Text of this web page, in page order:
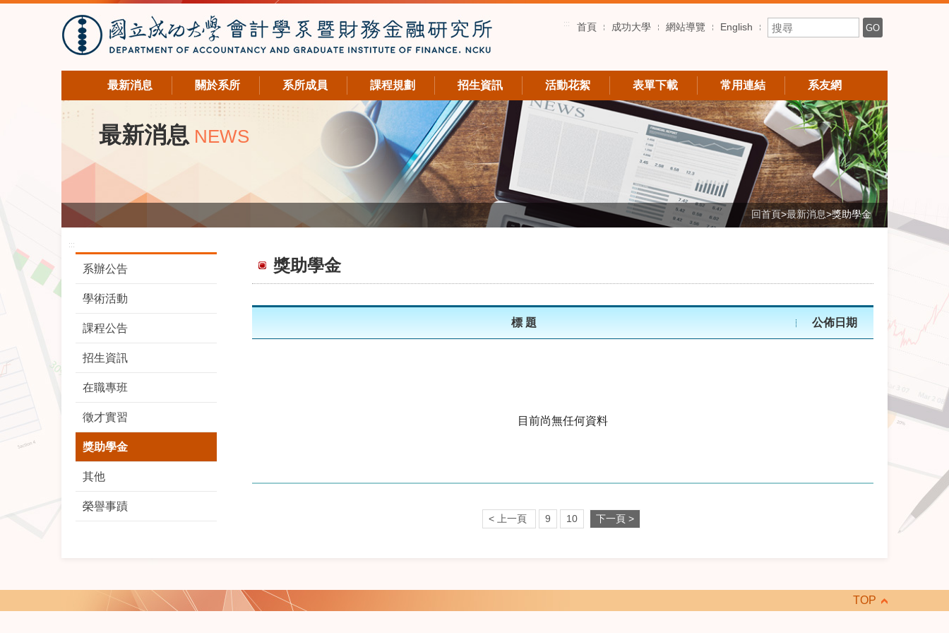
::: 首頁 成功大學 網站導覽 English 搜尋關鍵字 GO
最新消息 關於系所 系所成員 課程規劃 招生資訊 活動花絮 表單下載 常用連結 系友網
最新消息 NEWS
回首頁>最新消息>獎助學金
:::
系辦公告
學術活動
課程公告
招生資訊
在職專班
徵才實習
獎助學金
其他
榮譽事蹟
獎助學金
標 題 公佈日期
目前尚無任何資料
< 上一頁 9 10 下一頁 >
TOP